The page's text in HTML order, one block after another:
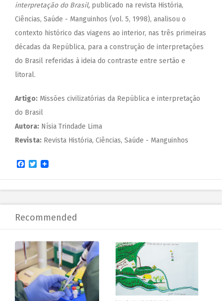
interpretação do Brasil, publicado na revista História,
Ciências, Saúde - Manguinhos (vol. 5, 1998), analisou o
contexto histórico das viagens ao interior, nas três primeiras
décadas da República, para a construção de interpretações
do Brasil referidas à ideia do contraste entre sertão e
litoral.
Artigo: Missões civilizatórias da República e interpretação
do Brasil
Autora: Nísia Trindade Lima
Revista: Revista História, Ciências, Saúde - Manguinhos
Facebook
Twitter
Recommended